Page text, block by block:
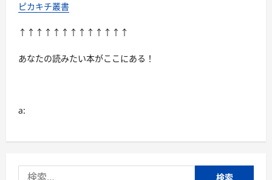
リ
ー
ー
シ
に
て
ピカキチ叢書
↑↑↑↑↑↑↑↑↑↑↑↑↑
あなたの読みたい本がここにある！
a: